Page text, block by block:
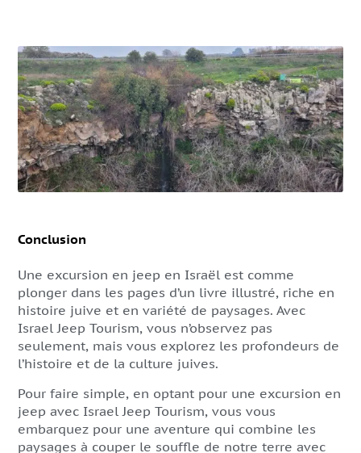
Conclusion
Une excursion en jeep en Israël est comme
plonger dans les pages d’un livre illustré, riche en
histoire juive et en variété de paysages. Avec
Israel Jeep Tourism, vous n’observez pas
seulement, mais vous explorez les profondeurs de
l’histoire et de la culture juives.
Pour faire simple, en optant pour une excursion en
jeep avec Israel Jeep Tourism, vous vous
embarquez pour une aventure qui combine les
paysages à couper le souffle de notre terre avec